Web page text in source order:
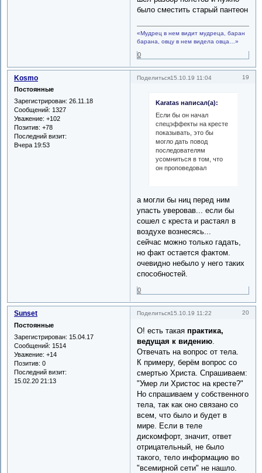
было сместить старый пантеон
«Мудрец в нем видит мудреца, баран
барана, овцу в нем видела овца…»
0
Поделиться 19
15.10.19 11:04
Kosmo
Постоянные
Зарегистрирован: 26.11.18
Сообщений: 1327
Уважение: +102
Позитив: +78
Последний визит:
Вчера 19:53
Karatas написал(а):
Если бы он начал
спецэффекты на кресте
показывать, это бы
могло дать повод
последователям
усомниться в том, что
он проповедовал
а могли бы ниц перед ним
упасть уверовав... если бы
сошел с креста и растаял в
воздухе вознесясь...
сейчас можно только гадать,
но факт остается фактом.
очевидно небыло у него таких
способностей.
0
Поделиться 20
15.10.19 11:22
Sunset
Постоянные
Зарегистрирован: 15.04.17
Сообщений: 1514
Уважение: +14
Позитив: 0
Последний визит:
15.02.20 21:13
О! есть такаяпрактика,
ведущая к видению
Отвечать на вопрос от тела.
К примеру, берём вопрос со
смертью Христа. Спрашиваем:
"Умер ли Христос на кресте?"
Но спрашиваем у собственного
тела, так как оно связано со
всем, что было и будет в
мире. Если в теле
дискомфорт, значит, ответ
отрицательный, не было
такого, тело информацию во
"всемирной сети" не нашло.